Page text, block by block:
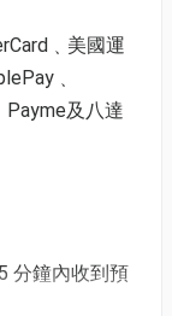
優惠
期
美國運
及八達
分鐘內收到預